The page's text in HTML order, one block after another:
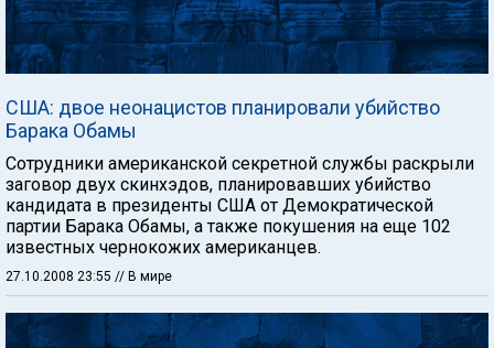
США: двое неонацистов планировали убийство
Барака Обамы
Сотрудники американской секретной службы раскрыли
заговор двух скинхэдов, планировавших убийство
кандидата в президенты США от Демократической
партии Барака Обамы, а также покушения на еще 102
известных чернокожих американцев.
27.10.2008 23:55 // В мире